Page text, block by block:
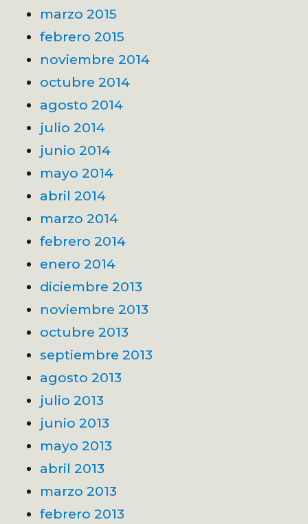
marzo 2015
febrero 2015
noviembre 2014
octubre 2014
agosto 2014
julio 2014
junio 2014
mayo 2014
abril 2014
marzo 2014
febrero 2014
enero 2014
diciembre 2013
noviembre 2013
octubre 2013
septiembre 2013
agosto 2013
julio 2013
junio 2013
mayo 2013
abril 2013
marzo 2013
febrero 2013